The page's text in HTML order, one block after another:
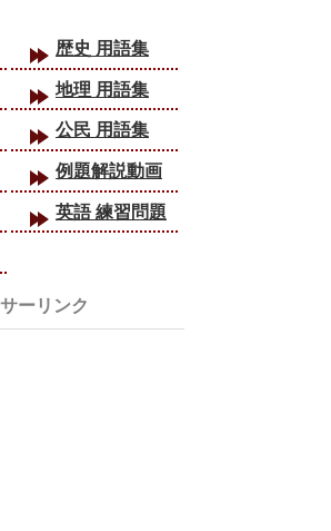
歴史 用語集
地理 用語集
公民 用語集
例題解説動画
英語 練習問題